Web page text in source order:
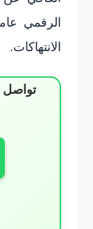
الرقمي
الانتهاكات.
تواصل